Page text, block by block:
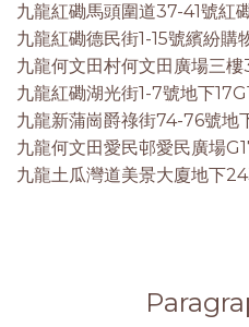
九龍紅磡馬頭圍道37-41號紅
九龍紅磡德民街1-15號繽紛購
九龍何文田村何文田廣場三
九龍紅磡湖光街1-7號地下
九龍新蒲崗爵祿街74-76號地
九龍何文田愛民邨愛民廣場
九龍土瓜灣道美景大廈地下